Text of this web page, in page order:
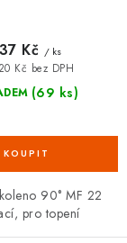
(69 ks)
Kč bez DPH
Kč / ks
90° MF 22
pro topení